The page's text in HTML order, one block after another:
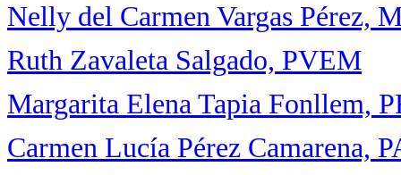
Nelly del Carmen Vargas Pérez,
Ruth Zavaleta Salgado, PVEM
Margarita Elena Tapia Fonllem,
Carmen Lucía Pérez Camarena,